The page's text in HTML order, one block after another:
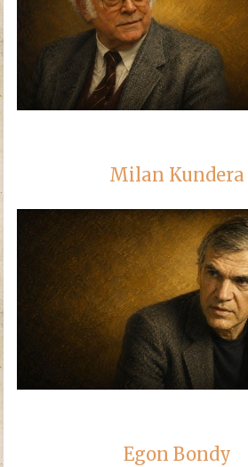
Milan Kundera
Egon Bondy